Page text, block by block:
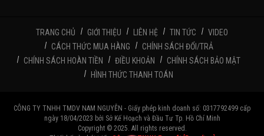
TRANG CHỦ GIỚI THIỆU LIÊN HỆ TIN TỨC
VIDEO
CÁCH THỨC MUA HÀNG
CHÍNH SÁCH ĐỔI/TRẢ
CHÍNH SÁCH HOÀN TIỀN
ĐIỀU KHOẢN
CHÍNH SÁCH BẢO MẬT
HÌNH THỨC THANH TOÁN
CÔNG TY TNHH TMDV NAM NGUYỄN - Giấy phép kinh doanh số: 0317792499 cấp
ngày 18/04/2023 bởi Sở Kế Hoạch và Đầu Tư Tp. Hồ Chí Minh
Copyright © 2025. All rights reserved.